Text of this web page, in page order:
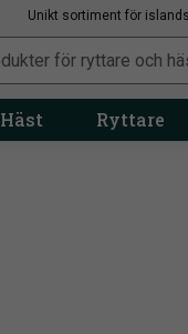
Unikt sortiment för
Häst Ryttare